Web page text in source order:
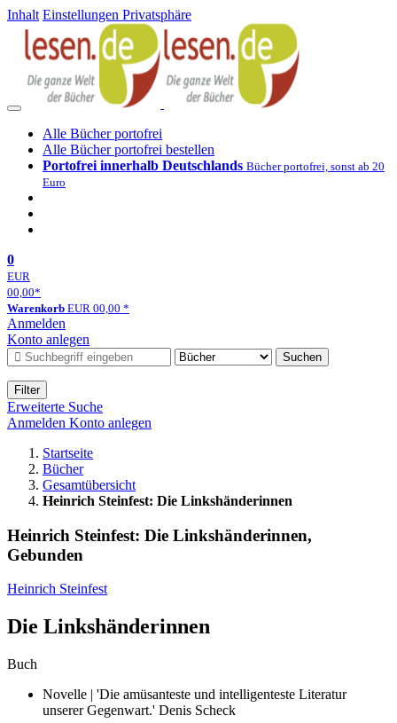
Inhalt Einstellungen Privatsphäre
Alle Bücher portofrei
Alle Bücher portofrei bestellen
Portofrei innerhalb Deutschlands Bücher portofrei, sonst ab 20
Euro
0
EUR
00,00*
Warenkorb EUR 00,00 *
Anmelden
Konto anlegen
Suchen
Filter
Erweiterte Suche
Anmelden Konto anlegen
Startseite
Bücher
Gesamtübersicht
Heinrich Steinfest: Die Linkshänderinnen
Heinrich Steinfest: Die Linkshänderinnen,
Gebunden
Heinrich Steinfest
Die Linkshänderinnen
Buch
Novelle | 'Die amüsanteste und intelligenteste Literatur
unserer Gegenwart.' Denis Scheck